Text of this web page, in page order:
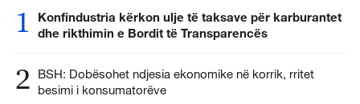
1
Konfindustria kërkon ulje të taksave për karburantet
dhe rikthimin e Bordit të Transparencës
2
BSH: Dobësohet ndjesia ekonomike në korrik, rritet
besimi i konsumatorëve